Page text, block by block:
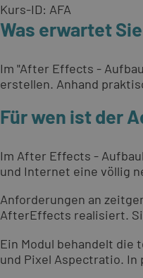
Kurs-ID: AFA
Was erwartet
Im "After Effects -
erstellen. Anhand
Für wen ist der
Im After Effects -
und Internet eine völlig
Anforderungen an
AfterEffects realisiert.
Ein Modul behandelt die
und Pixel Aspectratio.